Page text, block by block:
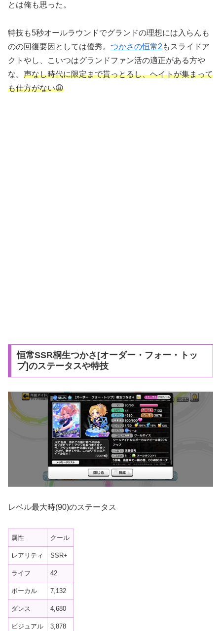
とは俺も思った。
特技も5秒オールラウンドでグランドの理想には入らんも
のの回復要因としては優秀。 つかさの恒常2 もスライドア
クトやし、こいつはグランドファン活の適正がある方や
な。 声なし時代に限定まで貰っとるし、ヘイトが集まって
も仕方がない😩
恒常SSR桐生つかさ[オーダー・フォー・トッ
プ]のステータスや特技
レベル最大時(90)のステータス
属性 クール
レアリティ SSR+
ライフ 42
ボーカル 7,132
ダンス 4,680
ビジュアル 3,878